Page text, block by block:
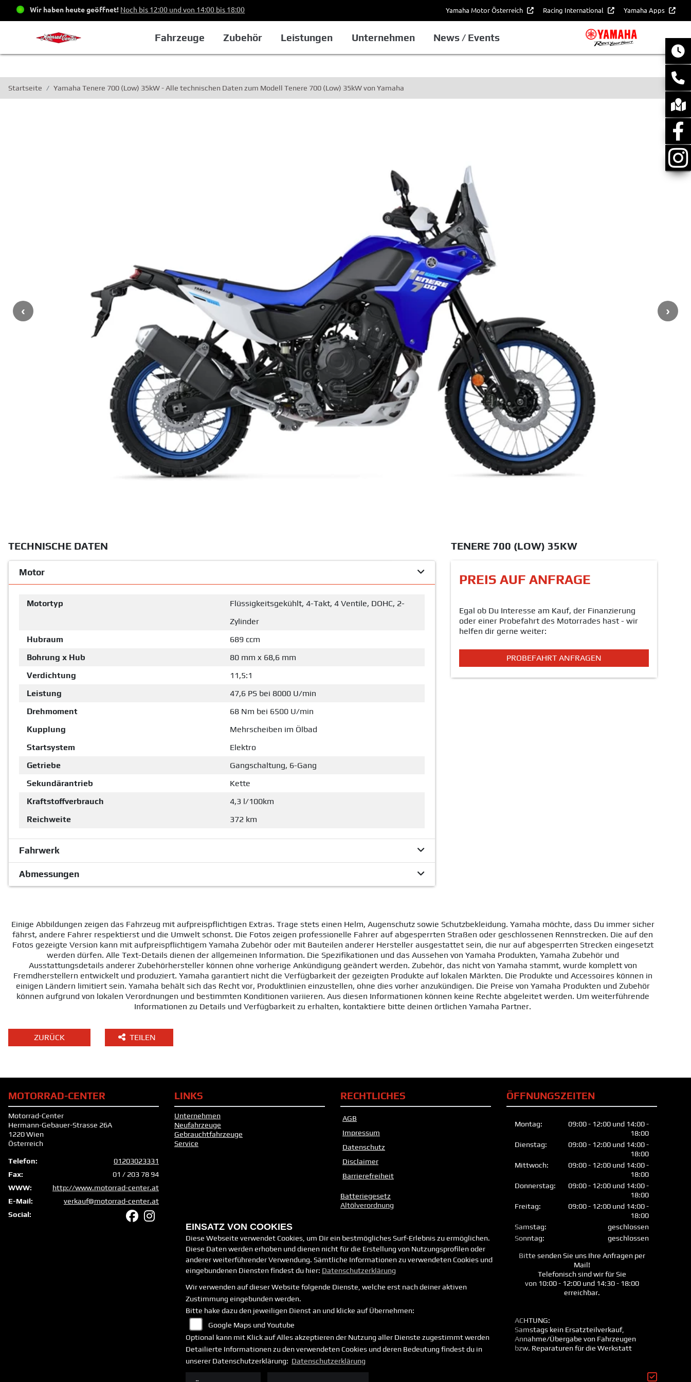
Wir haben heute geöffnet! Noch bis 12:00 und von 14:00 bis 18:00 Yamaha Motor Österreich Racing International Yamaha Apps
Fahrzeuge Zubehör Leistungen Unternehmen News / Events
Startseite Yamaha Tenere 700 (Low) 35kW - Alle technischen Daten zum Modell Tenere 700 (Low) 35kW von Yamaha
TECHNISCHE DATEN
Motor
Motortyp
Flüssigkeitsgekühlt, 4-Takt, 4 Ventile, DOHC, 2-
Zylinder
Hubraum
689 ccm
Bohrung x Hub
80 mm x 68,6 mm
Verdichtung
11,5:1
Leistung
47,6 PS bei 8000 U/min
Drehmoment
68 Nm bei 6500 U/min
Kupplung
Mehrscheiben im Ölbad
Startsystem
Elektro
Getriebe
Gangschaltung, 6-Gang
Sekundärantrieb
Kette
Kraftstoffverbrauch
4,3 l/100km
Reichweite
372 km
Fahrwerk
Abmessungen
TENERE 700 (LOW) 35KW
PREIS AUF ANFRAGE
Egal ob Du Interesse am Kauf, der Finanzierung
oder einer Probefahrt des Motorrades hast - wir
helfen dir gerne weiter:
PROBEFAHRT ANFRAGEN
Einige Abbildungen zeigen das Fahrzeug mit aufpreispflichtigen Extras. Trage stets einen Helm, Augenschutz sowie Schutzbekleidung. Yamaha möchte, dass Du immer sicher
fährst, andere Fahrer respektierst und die Umwelt schonst. Die Fotos zeigen professionelle Fahrer auf abgesperrten Straßen oder geschlossenen Rennstrecken. Die auf den
Fotos gezeigte Version kann mit aufpreispflichtigem Yamaha Zubehör oder mit Bauteilen anderer Hersteller ausgestattet sein, die nur auf abgesperrten Strecken eingesetzt
werden dürfen. Alle Text-Details dienen der allgemeinen Information. Die Spezifikationen und das Aussehen von Yamaha Produkten, Yamaha Zubehör und
Ausstattungsdetails anderer Zubehörhersteller können ohne vorherige Ankündigung geändert werden. Zubehör, das nicht von Yamaha stammt, wurde komplett von
Fremdherstellern entwickelt und produziert. Yamaha garantiert nicht die Verfügbarkeit der gezeigten Produkte auf lokalen Märkten. Die Produkte und Accessoires können in
einigen Ländern limitiert sein. Yamaha behält sich das Recht vor, Produktlinien einzustellen, ohne dies vorher anzukündigen. Die Preise von Yamaha Produkten und Zubehör
können aufgrund von lokalen Verordnungen und bestimmten Konditionen variieren. Aus diesen Informationen können keine Rechte abgeleitet werden. Um weiterführende
Informationen zu Details und Verfügbarkeit zu erhalten, kontaktiere bitte deinen örtlichen Yamaha Partner.
ZURÜCK TEILEN
MOTORRAD-CENTER
Motorrad-Center
Hermann-Gebauer-Strasse 26A
1220 Wien
Österreich
Telefon:
01203023331
Fax:
01 / 203 78 94
WWW:
http://www.motorrad-center.at
E-Mail:
verkauf@motorrad-center.at
Social:
LINKS
Unternehmen
Neufahrzeuge
Gebrauchtfahrzeuge
Service
RECHTLICHES
AGB
Impressum
Datenschutz
Disclaimer
Barrierefreiheit
Batteriegesetz
Altölverordnung
ÖFFNUNGSZEITEN
Montag:
09:00 - 12:00 und 14:00 -
18:00
Dienstag:
09:00 - 12:00 und 14:00 -
18:00
Mittwoch:
09:00 - 12:00 und 14:00 -
18:00
Donnerstag:
09:00 - 12:00 und 14:00 -
18:00
Freitag:
09:00 - 12:00 und 14:00 -
18:00
Samstag:
geschlossen
Sonntag:
geschlossen
Bitte senden Sie uns Ihre Anfragen per
Mail!
Telefonisch sind wir für Sie
von 10:00 - 12:00 und 14:30 - 18:00
erreichbar.
ACHTUNG:
Samstags kein Ersatzteilverkauf,
Annahme/Übergabe von Fahrzeugen
bzw. Reparaturen für die Werkstatt
EINSATZ VON COOKIES
Diese Webseite verwendet Cookies, um Dir ein bestmögliches Surf-Erlebnis zu ermöglichen.
Diese Daten werden erhoben und dienen nicht für die Erstellung von Nutzungsprofilen oder
anderer weiterführender Verwendung. Sämtliche Informationen zu verwendeten Cookies und
eingebundenen Diensten findest du hier: Datenschutzerklärung
Wir verwenden auf dieser Website folgende Dienste, welche erst nach deiner aktiven
Zustimmung eingebunden werden.
Bitte hake dazu den jeweiligen Dienst an und klicke auf Übernehmen:
Google Maps und Youtube
Optional kann mit Klick auf Alles akzeptieren der Nutzung aller Dienste zugestimmt werden
Detailierte Informationen zu den verwendeten Cookies und deren Bedeutung findest du in
unserer Datenschutzerklärung: Datenschutzerklärung